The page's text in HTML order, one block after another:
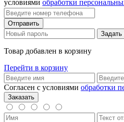
условиями обработки
Товар добавлен в корзину
Перейти в корзину
Согласен с условиями обработки